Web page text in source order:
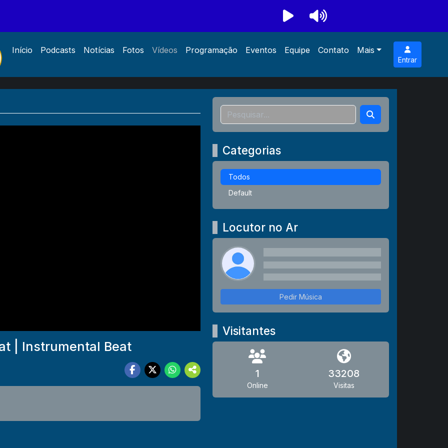
Início Podcasts Notícias Fotos Vídeos Programação Eventos Equipe Contato Mais
Entrar
| Instrumental Beat
Categorias
Todos
Default
Locutor no Ar
Pedir Música
Visitantes
1
Online
33208
Visitas